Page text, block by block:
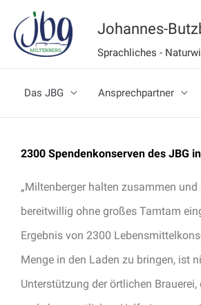
Inhalt
springen
Johannes-
Sprachliches -
Das JBG Ansprechpartner
2300 Spendenkonserven des JBG
„Miltenberger halten zusammen
bereitwillig ohne großes Tamtam
Ergebnis von 2300
Menge in den Laden zu bringen, ist
Unterstützung der örtlichen